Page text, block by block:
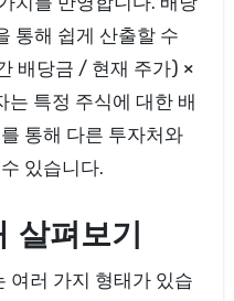
통해 쉽게 산출할 수
배당금 / 현재 주가) ×
는 특정 주식에 대한 배
통해 다른 투자처와
있습니다.
살펴보기
여러 가지 형태가 있습